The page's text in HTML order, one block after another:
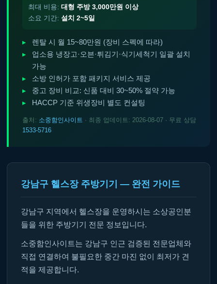
최대 비용: 대형 주방 3,000만원 이상
소요 기간: 설치 2~5일
렌탈 시 월 15~80만원 (장비 스펙에 따라)
업소용 냉장고·오븐·튀김기·식기세척기 일괄 설치
가능
소방 인허가 포함 패키지 서비스 제공
중고 장비 비교: 신품 대비 30~50% 절약 가능
HACCP 기준 위생장비 별도 컨설팅
출처: 소중함인사이트 · 최종 업데이트: 2026-08-07 · 무료 상담
1533-5716
강남구 헬스장 주방기기 — 완전 가이드
강남구 지역에서 헬스장을 운영하시는 소상공인분
들을 위한 주방기기 전문 정보입니다.
소중함인사이트는 강남구 인근 검증된 전문업체와
직접 연결하여 불필요한 중간 마진 없이 최저가 견
적을 제공합니다.